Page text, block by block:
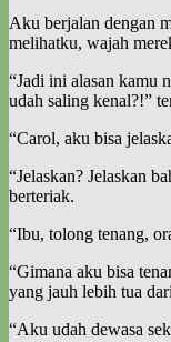
Aku berjalan dengan
melihatku, wajah
“Jadi ini alasan kamu
udah saling kenal?!”
“Carol, aku bisa
“Jelaskan? Jelaskan
berteriak.
“Ibu, tolong tenang,
“Gimana aku bisa
yang jauh lebih tua
“Aku udah dewasa